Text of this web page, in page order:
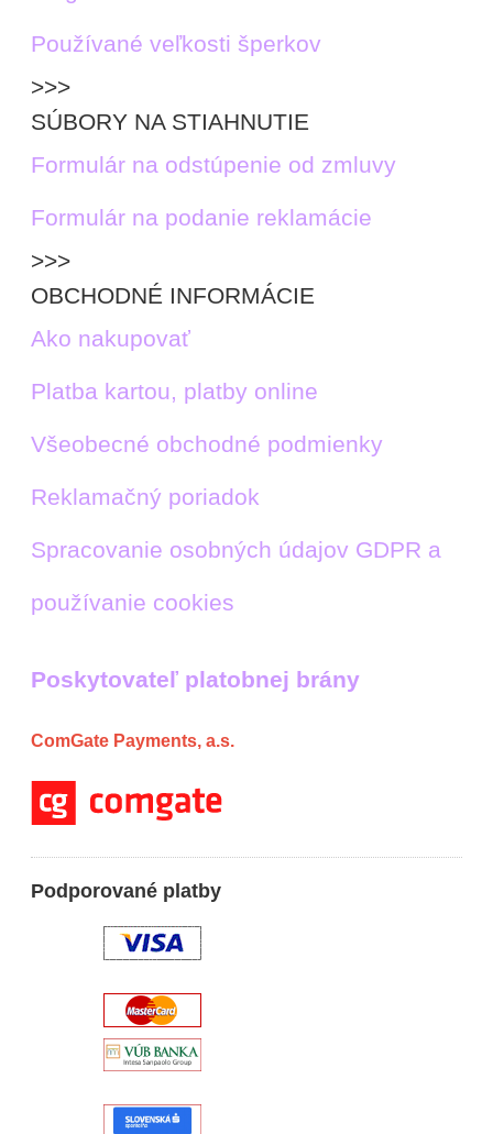
Používané veľkosti šperkov
>>>
SÚBORY NA STIAHNUTIE
Formulár na odstúpenie od zmluvy
Formulár na podanie reklamácie
>>>
OBCHODNÉ INFORMÁCIE
Ako nakupovať
Platba kartou, platby online
Všeobecné obchodné podmienky
Reklamačný poriadok
Spracovanie osobných údajov GDPR a
používanie cookies
Poskytovateľ platobnej brány
ComGate Payments, a.s.
Podporované platby